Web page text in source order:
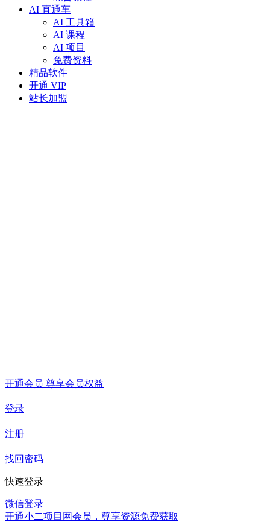
AI 直通车
AI 工具箱
AI 课程
AI 项目
免费资料
精品软件
开通 VIP
站长加盟
开通会员 尊享会员权益
登录
注册
找回密码
快速登录
微信登录
开通小二项目网会员，尊享资源免费获取